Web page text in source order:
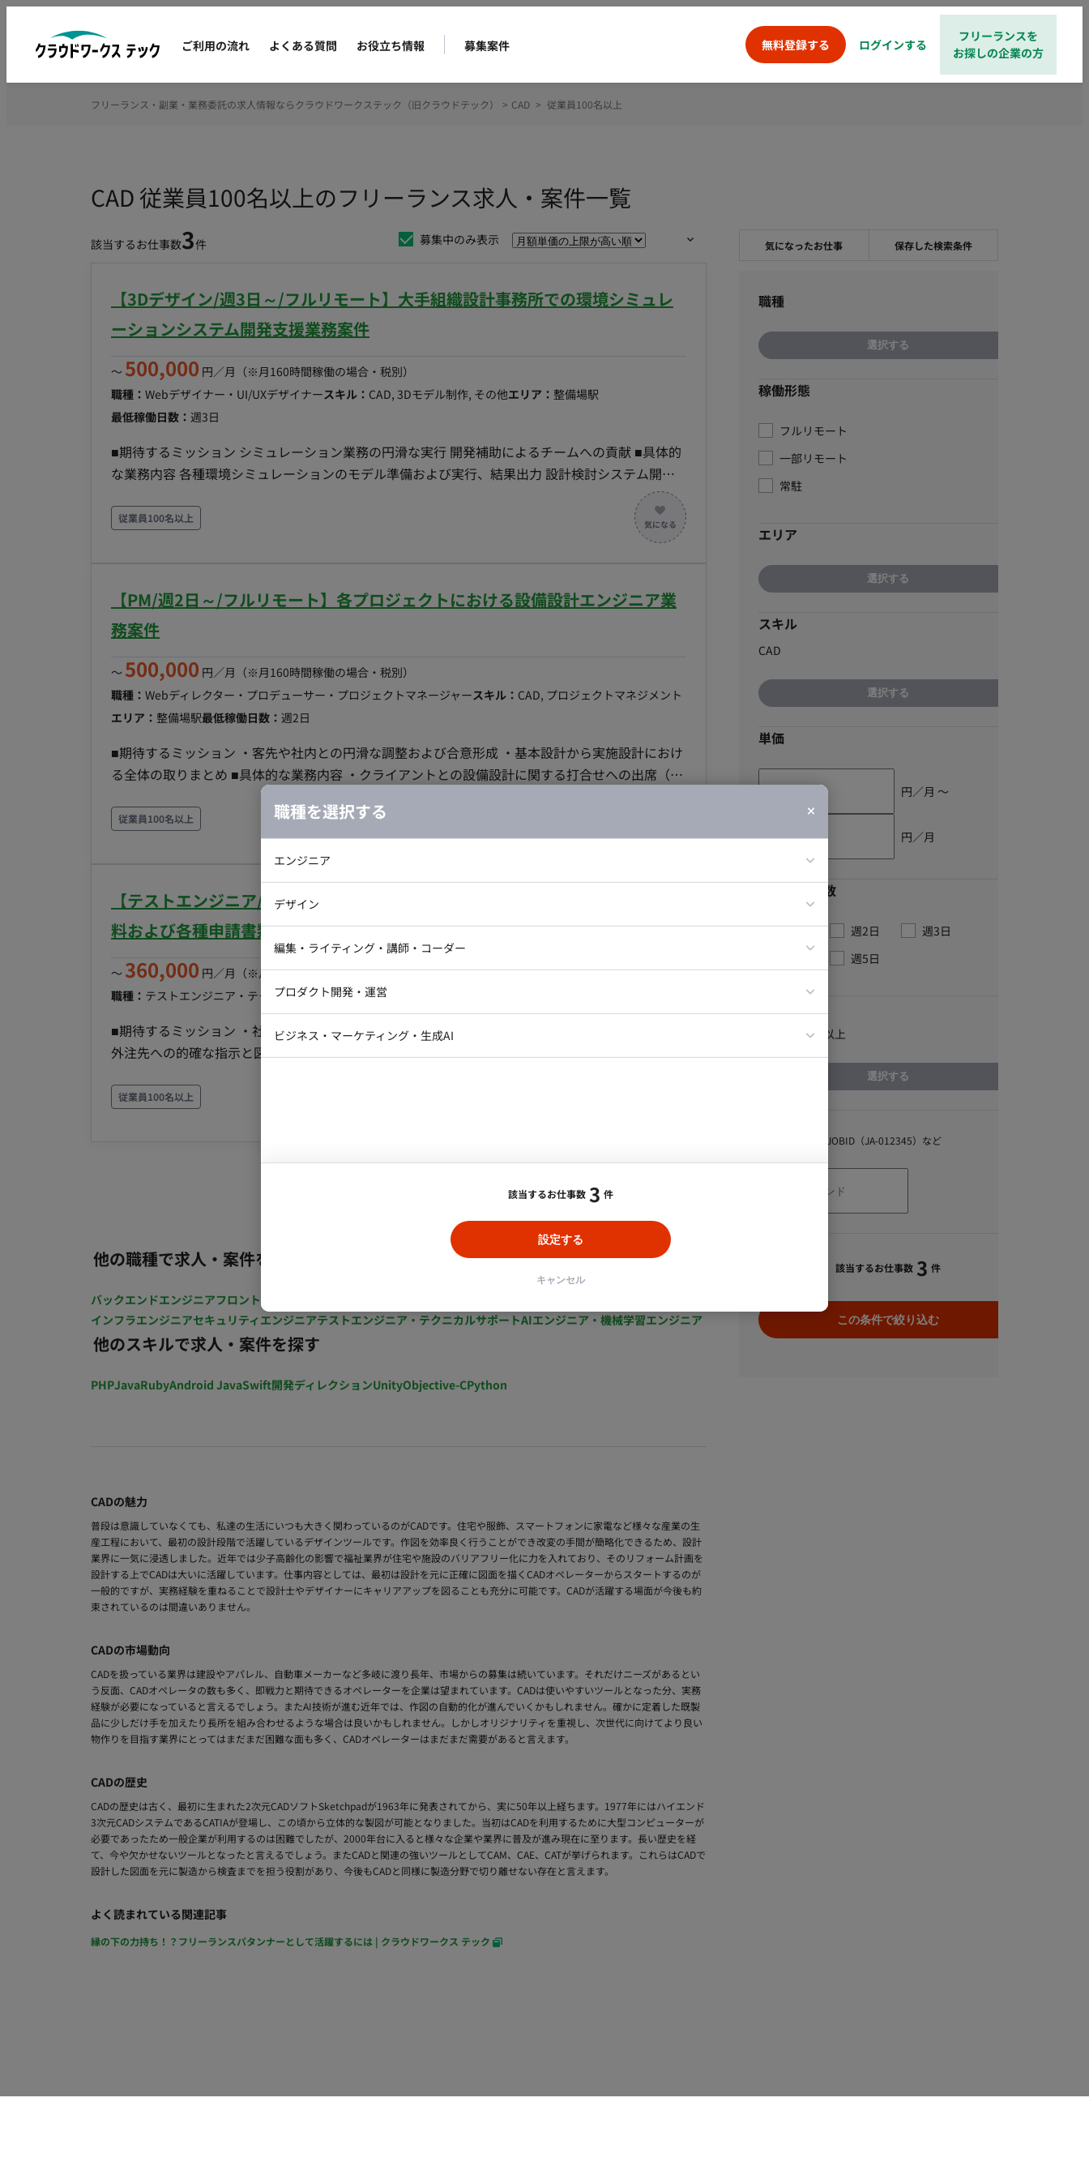
ご利用の流れ よくある質問 お役立ち情報 募集案件 無料登録する ログインする
フリーランスを
お探しの企業の方
CAD 従業員100名以上のフリーランス求人・案件一覧
該当するお仕事数3件 募集中のみ表示
【3Dデザイン/週3日～/フルリモート】大手組織設計事務所での環境シミュレ
ーションシステム開発支援業務案件
〜 500,000 円／月 （※月160時間稼働の場合・税別）
職種： Webデザイナー・UI/UXデザイナースキル： CAD, 3Dモデル制作, その他エリア： 整備場駅
最低稼働日数： 週3日
■期待するミッション シミュレーション業務の円滑な実行 開発補助によるチームへの貢献 ■具体的
な業務内容 各種環境シミュレーションのモデル準備および実行、結果出力 設計検討システム開発
従業員100名以上
【PM/週2日～/フルリモート】各プロジェクトにおける設備設計エンジニア業
務案件
〜 500,000 円／月 （※月160時間稼働の場合・税別）
職種： Webディレクター・プロデューサー・プロジェクトマネージャースキル： CAD, プロジェクトマネジメント
エリア： 整備場駅最低稼働日数： 週2日
■期待するミッション ・客先や社内との円滑な調整および合意形成 ・基本設計から実施設計におけ
る全体の取りまとめ ■具体的な業務内容 ・クライアントとの設備設計に関する打合せへの出席（対
面・Web） ・社内プロジェクトメンバーとの要件調整業務 ・外注先への作図指示および成果物図
面のチェック
従業員100名以上
【テストエンジニア/週3日～/一部リモート/設備場駅】 社内での技術検討資
料および各種申請書類の作成や図面修正業務案件
〜 360,000 円／月 （※月160時間稼働の場合・税別）
職種： テストエンジニア・テクニカルサポートスキル：
■期待するミッション ・社内エンジニアのノンコア業務の巻き取りによる組織の生産性向上 ・作図
外注先への的確な指示と図面管理 ■具体的な業務内容 ・社内における電気または機械（空調・衛
注先へ提出する指示資料の作成および納品図面のチェック
従業員100名以上
他の職種で求人・案件を探す
バックエンドエンジニアフロントエンジニア
インフラエンジニアセキュリティエンジニアテストエンジニア・テクニカルサポートAIエンジニア・機械学習エンジニア
他のスキルで求人・案件を探す
PHPJavaRubyAndroid JavaSwift開発ディレクションUnityObjective-CPython
CADの魅力
普段は意識していなくても、私達の生活にいつも大きく関わっているのがCADです。住宅や服飾、スマートフォンに家電など様々な産業の生
産工程において、最初の設計段階で活躍しているデザインツールです。作図を効率良く行うことができ改変の手間が簡略化できるため、設計
業界に一気に浸透しました。近年では少子高齢化の影響で福祉業界が住宅や施設のバリアフリー化に力を入れており、そのリフォーム計画を
設計する上でCADは大いに活躍しています。仕事内容としては、最初は設計を元に正確に図面を描くCADオペレーターからスタートするのが
一般的ですが、実務経験を重ねることで設計士やデザイナーにキャリアアップを図ることも充分に可能です。CADが活躍する場面が今後も約
束されているのは間違いありません。
CADの市場動向
CADを扱っている業界は建設やアパレル、自動車メーカーなど多岐に渡り長年、市場からの募集は続いています。それだけニーズがあるとい
う反面、CADオペレータの数も多く、即戦力と期待できるオペレーターを企業は望まれています。CADは使いやすいツールとなった分、実務
経験が必要になっていると言えるでしょう。またAI技術が進む近年では、作図の自動的化が進んでいくかもしれません。確かに定着した既製
品に少しだけ手を加えたり長所を組み合わせるような場合は良いかもしれません。しかしオリジナリティを重視し、次世代に向けてより良い
物作りを目指す業界にとってはまだまだ困難な面も多く、CADオペレーターはまだまだ需要があると言えます。
CADの歴史
CADの歴史は古く、最初に生まれた2次元CADソフトSketchpadが1963年に発表されてから、実に50年以上経ちます。1977年にはハイエンド
3次元CADシステムであるCATIAが登場し、この頃から立体的な製図が可能となりました。当初はCADを利用するために大型コンピューターが
必要であったため一般企業が利用するのは困難でしたが、2000年台に入ると様々な企業や業界に普及が進み現在に至ります。長い歴史を経
て、今や欠かせないツールとなったと言えるでしょう。またCADと関連の強いツールとしてCAM、CAE、CATが挙げられます。これらはCADで
設計した図面を元に製造から検査までを担う役割があり、今後もCADと同様に製造分野で切り離せない存在と言えます。
よく読まれている関連記事
縁の下の力持ち！？フリーランスパタンナーとして活躍するには | クラウドワークス テック
気になったお仕事 保存した検索条件
職種
選択する
職種を選択する
エンジニア
インフラエンジニア
テストエンジニア・テクニカルサポート
AIエンジニア・機械学習エンジニア
デザイン
Webデザイナー・UI/UXデザイナー
ラストレーター
編集・ライティング・講師・コーダー
プロダクト開発・運営
クトマネージャー
ビジネス・マーケティング・生成AI
該当するお仕事数 3 件
設定する
キャンセル
稼働形態
フルリモート
一部リモート
常駐
エリア
選択する
スキル
CAD
選択する
単価
円／月 〜
円／月
最低稼働日数
週1日 週2日
週3日
週5日
従業員100名以上
選択する
スキル、職種、JOBID（JA-012345）など
該当するお仕事数 3 件
この条件で絞り込む
フリーランス・副業・業務委託の求人情報ならクラウドワークステック（旧クラウドテック） > CAD > 従業員100名以上